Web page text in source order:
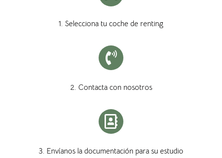
1. Selecciona tu coche de renting
2. Contacta con nosotros
3. Envíanos la documentación para su estudio